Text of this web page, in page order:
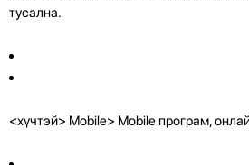
тусална.
<хүчтэй> Mobile> Mobile програм,